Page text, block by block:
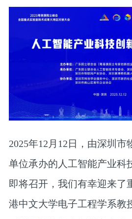
2025年12月12日，由深圳市
单位承办的人工智能产业科
即将召开，我们有幸迎来
港中文大学电子工程学系教